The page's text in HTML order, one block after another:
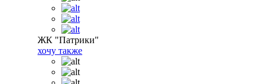
ЖК "Патрики"
хочу также